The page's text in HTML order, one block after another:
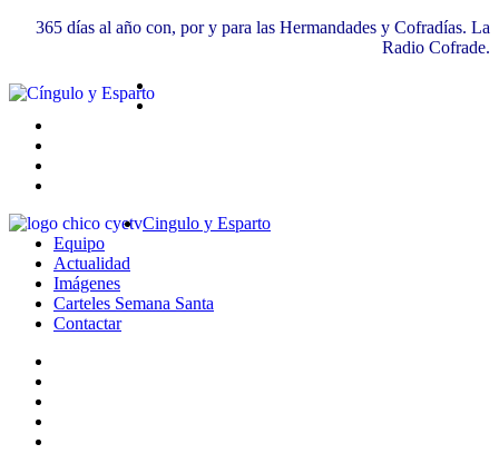
365 días al año con, por y para las Hermandades y Cofradías. La
Radio Cofrade.
Cingulo y Esparto
Equipo
Actualidad
Imágenes
Carteles Semana Santa
Contactar